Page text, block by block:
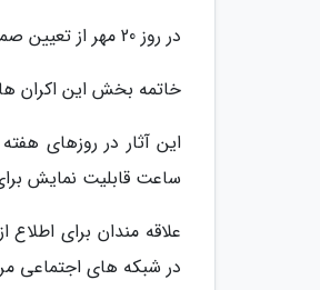
در روز 20 مهر از تعیین صمدی راز آن درخت اکران و در روز 21 مهر هم سارق درخت ها کاری از راشین خیریه پخش می گردد.
خاتمه بخش این اکران ها هم در روز 22 مهر با رویاها در یک
ساعت قابلیت نمایش
در شبکه های اجتماعی